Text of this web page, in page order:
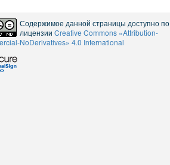
Содержимое данной страницы доступно по
лицензии Creative Commons «Attribution-
NoDerivatives» 4.0 International